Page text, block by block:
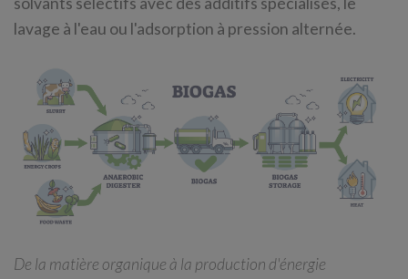
lavage à l'eau ou l'adsorption à pression alternée.
De la matière organique à la production d'énergie